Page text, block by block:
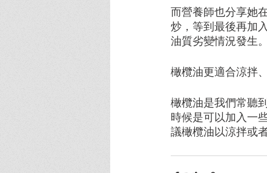
而營養師也分享她
炒，等到最後再加
油質劣變情況發生。
橄欖油更適合涼拌
橄欖油是我們常聽
時候是可以加入一
議橄欖油以涼拌或